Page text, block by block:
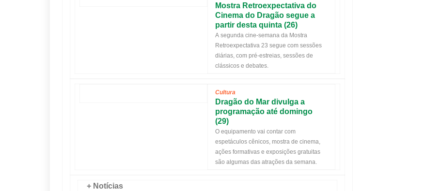
Mostra Retroexpectativa do
Cinema do Dragão segue a
partir desta quinta (26)
A segundacine-semana da Mostra
Retroexpectativa 23 segue com sessões
diárias, com pré-estreias, sessões de
clássicos e debates.
Cultura
Dragão do Mar divulga a
programação até domingo
(29)
O equipamento vai contar com
espetáculos cênicos, mostra de cinema,
ações formativas e exposições gratuitas
são algumas das atrações da semana.
+ Notícias